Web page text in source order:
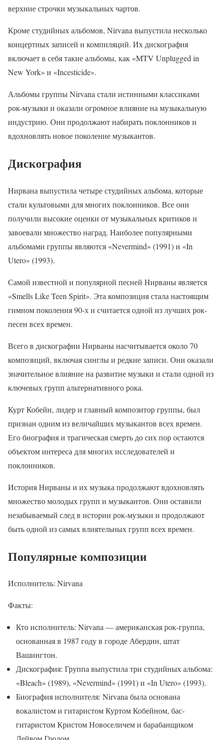
верхние строчки музыкальных чартов.
Кроме студийных альбомов, Nirvana выпустила несколько
концертных записей и компиляций. Их дискография
включает в себя такие альбомы, как «MTV Unplugged in
New York» и «Incesticide».
Альбомы группы Nirvana стали истинными классиками
рок-музыки и оказали огромное влияние на музыкальную
индустрию. Они продолжают набирать поклонников и
вдохновлять новое поколение музыкантов.
Дискография
Нирвана выпустила четыре студийных альбома, которые
стали культовыми для многих поклонников. Все они
получили высокие оценки от музыкальных критиков и
завоевали множество наград. Наиболее популярными
альбомами группы являются «Nevermind» (1991) и «In
Utero» (1993).
Самой известной и популярной песней Нирваны является
«Smells Like Teen Spirit». Эта композиция стала настоящим
гимном поколения 90-х и считается одной из лучших рок-
песен всех времен.
Всего в дискографии Нирваны насчитывается около 70
композиций, включая синглы и редкие записи. Они оказали
значительное влияние на развитие музыки и стали одной из
ключевых групп альтернативного рока.
Курт Кобейн, лидер и главный композитор группы, был
признан одним из величайших музыкантов всех времен.
Его биография и трагическая смерть до сих пор остаются
объектом интереса для многих исследователей и
поклонников.
История Нирваны и их музыка продолжают вдохновлять
множество молодых групп и музыкантов. Они оставили
незабываемый след в истории рок-музыки и продолжают
быть одной из самых влиятельных групп всех времен.
Популярные композиции
Исполнитель: Nirvana
Факты:
Кто исполнитель: Nirvana — американская рок-группа,
основанная в 1987 году в городе Абердин, штат
Вашингтон.
Дискография: Группа выпустила три студийных альбома:
«Bleach» (1989), «Nevermind» (1991) и «In Utero» (1993).
Биография исполнителя: Nirvana была основана
вокалистом и гитаристом Куртом Кобейном, бас-
гитаристом Кристом Новоселичем и барабанщиком